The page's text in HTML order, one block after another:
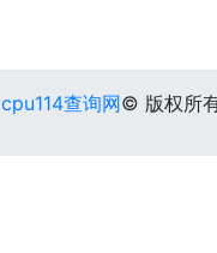
cpu114查询网© 版权所